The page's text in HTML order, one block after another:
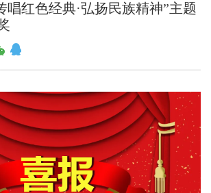
唱红色经典·弘扬民族精神”主题